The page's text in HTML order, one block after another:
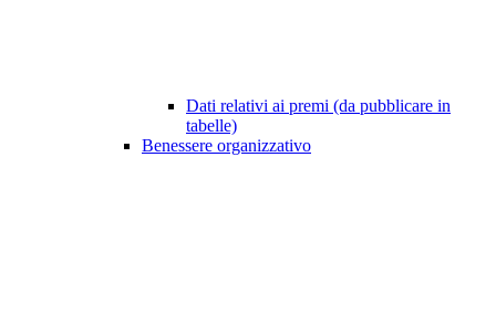
Dati relativi ai premi (da pubblicare in
tabelle)
Benessere organizzativo